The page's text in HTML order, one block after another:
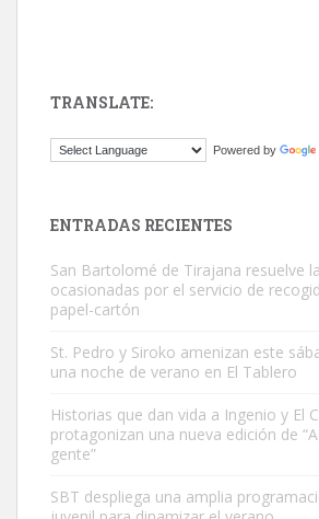
Este gato macho ha aparecido en la calle hace
Busco adopción responsable para mi perra.
hembra, 4 años. Por motivos personales ...
Leales.org » Gran Canaria
TRANSLATE:
Powered by
ENTRADAS RECIENTES
San Bartolomé de Tirajana resuelve
ocasionadas por el servicio de
papel-cartón
St. Pedro y Siroko amenizan este
una noche de verano en El Tablero
Historias que dan vida a Ingenio y El
protagonizan una nueva edición de
gente”
SBT despliega una amplia